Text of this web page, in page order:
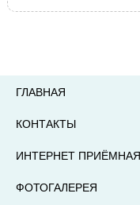
ГЛАВНАЯ
КОНТАКТЫ
ИНТЕРНЕТ ПРИЁМНАЯ
ФОТОГАЛЕРЕЯ